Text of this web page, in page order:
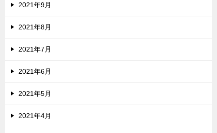
2021年9月
2021年8月
2021年7月
2021年6月
2021年5月
2021年4月